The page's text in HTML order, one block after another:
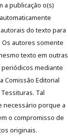
a publicação o(s)
do texto para
Os autores somente
texto em outras
mediante
Comissão Editorial
Tal
necessário porque a
o compromisso de
originais.